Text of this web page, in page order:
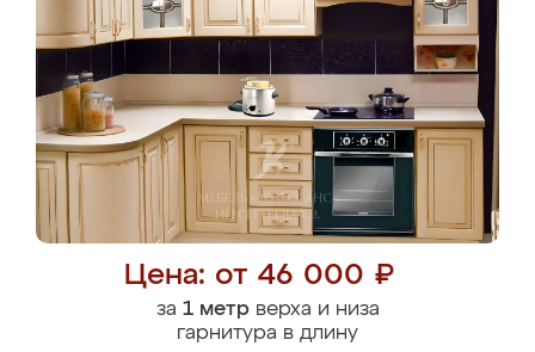
Цена: от 46 000 ₽
за 1 метрверха и низа
гарнитура в длину